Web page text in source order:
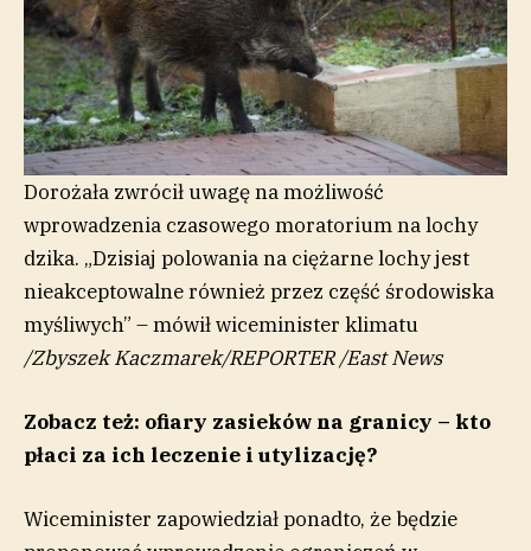
Dorożała zwrócił uwagę na możliwość
wprowadzenia czasowego moratorium na lochy
dzika. „Dzisiaj polowania na ciężarne lochy jest
nieakceptowalne również przez część środowiska
myśliwych” – mówił wiceminister klimatu
/Zbyszek Kaczmarek/REPORTER/East News
Zobacz też: ofiary zasieków na granicy – kto
płaci za ich leczenie i utylizację?
Wiceminister zapowiedział ponadto, że będzie